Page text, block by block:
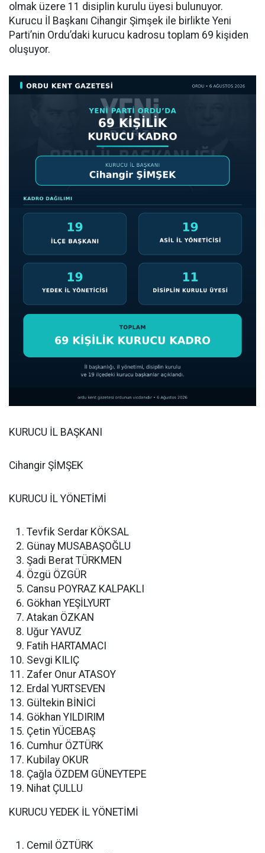
olmak üzere 11 disiplin kurulu üyesi bulunuyor.
Kurucu İl Başkanı Cihangir Şimşek ile birlikte Yeni
Parti’nin Ordu’daki kurucu kadrosu toplam 69 kişiden
oluşuyor.
KURUCU İL BAŞKANI
Cihangir ŞİMŞEK
KURUCU İL YÖNETİMİ
Tevfik Serdar KÖKSAL
Günay MUSABAŞOĞLU
Şadi Berat TÜRKMEN
Özgü ÖZGÜR
Cansu POYRAZ KALPAKLI
Gökhan YEŞİLYURT
Atakan ÖZKAN
Uğur YAVUZ
Fatih HARTAMACI
Sevgi KILIÇ
Zafer Onur ATASOY
Erdal YURTSEVEN
Gültekin BİNİCİ
Gökhan YILDIRIM
Çetin YÜCEBAŞ
Cumhur ÖZTÜRK
Kubilay OKUR
Çağla ÖZDEM GÜNEYTEPE
Nihat ÇULLU
KURUCU YEDEK İL YÖNETİMİ
Cemil ÖZTÜRK